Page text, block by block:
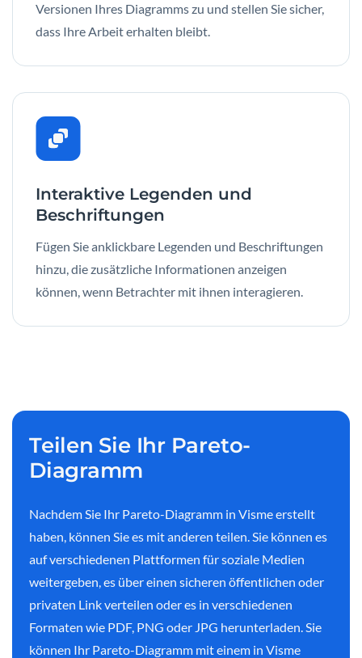
Versionen Ihres Diagramms zu und stellen Sie sicher,
dass Ihre Arbeit erhalten bleibt.
Interaktive Legenden und
Beschriftungen
Fügen Sie anklickbare Legenden und Beschriftungen
hinzu, die zusätzliche Informationen anzeigen
können, wenn Betrachter mit ihnen interagieren.
Teilen Sie Ihr Pareto-
Diagramm
Nachdem Sie Ihr Pareto-Diagramm in Visme erstellt
haben, können Sie es mit anderen teilen. Sie können es
auf verschiedenen Plattformen für soziale Medien
weitergeben, es über einen sicheren öffentlichen oder
privaten Link verteilen oder es in verschiedenen
Formaten wie PDF, PNG oder JPG herunterladen. Sie
können Ihr Pareto-Diagramm mit einem in Visme